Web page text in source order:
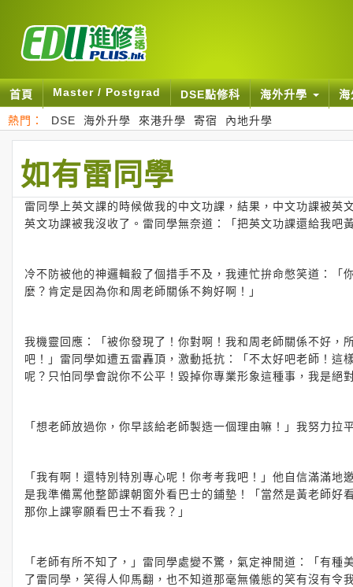
首頁 Master / Postgrad DSE點修科 海外升學
熱門： DSE 海外升學 來港升學 寄宿 內地升學
如有雷同學
雷同學上英文課的時候做我的中文功課，結果，中文功課被
英文功課被我沒收了。雷同學無奈道：「把英文功課還給我吧
冷不防被他的神邏輯殺了個措手不及，我連忙拚命憋笑道：
麼？肯定是因為你和周老師關係不夠好啊！」
我機靈回應：「被你發現了！你對啊！我和周老師關係不好
吧！」雷同學如遭五雷轟頂，激動抵抗：「不太好吧老師！
呢？只怕同學會說你不公平！毀掉你專業形象這種事，我是絕
「想老師放過你，你早該給老師製造一個理由嘛！」我努力
「我有啊！還特別特別專心呢！你考考我吧！」他自信滿滿
是我準備罵他整節課朝窗外看巴士的鋪墊！「當然是黃老師
那你上課寧願看巴士不看我？」
「老師有所不知了，」雷同學處變不驚，氣定神閒道：「有
了雷同學，笑得人仰馬翻，也不知道那毫無儀態的笑有沒有令